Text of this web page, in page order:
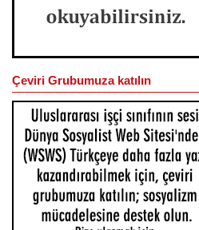
Çeviri Grubumuza katılın